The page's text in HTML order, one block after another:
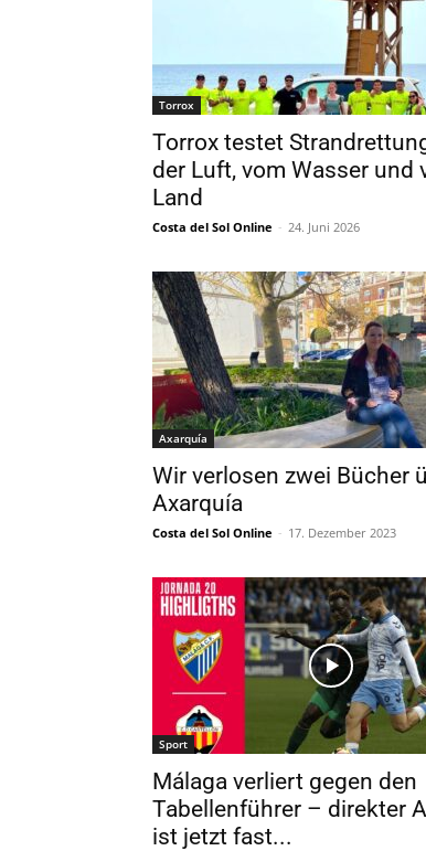
Torrox
Torrox testet
der Luft, vom Wasser und
Land
Costa del Sol Online - 24. Juni 2026
Axarquía
Wir verlosen zwei Bücher
Axarquía
Costa del Sol Online - 17. Dezember 2023
Sport
Málaga verliert gegen den
Tabellenführer – direkter
ist jetzt fast...